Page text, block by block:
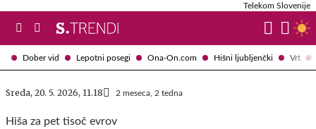
Dober vid Lepotni posegi Ona-On.com Hišni ljubljenčki Vrt
Telekom Slovenije
Sreda, 20. 5. 2026, 11.18 2 meseca, 2 tedna
Hiša za pet tisoč evrov